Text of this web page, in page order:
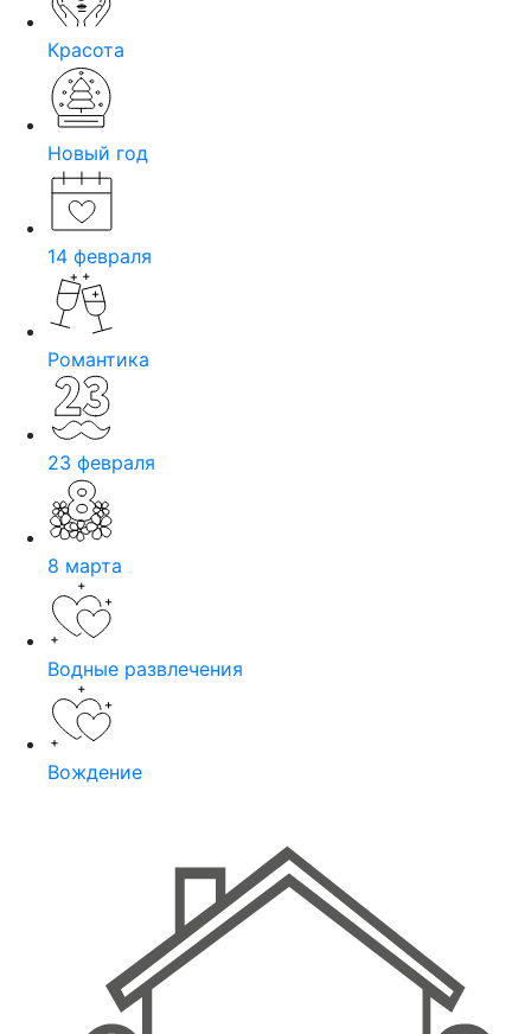
Красота
Новый год
14 февраля
Романтика
23 февраля
8 марта
Водные развлечения
Вождение